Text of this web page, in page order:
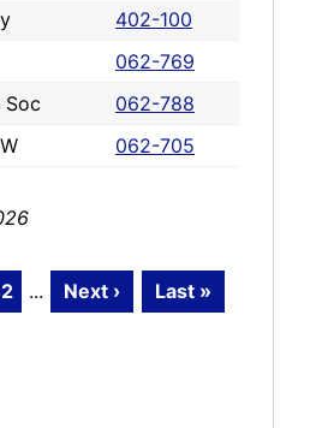
402-100
062-769
Soc
062-788
062-705
... Next › Last »